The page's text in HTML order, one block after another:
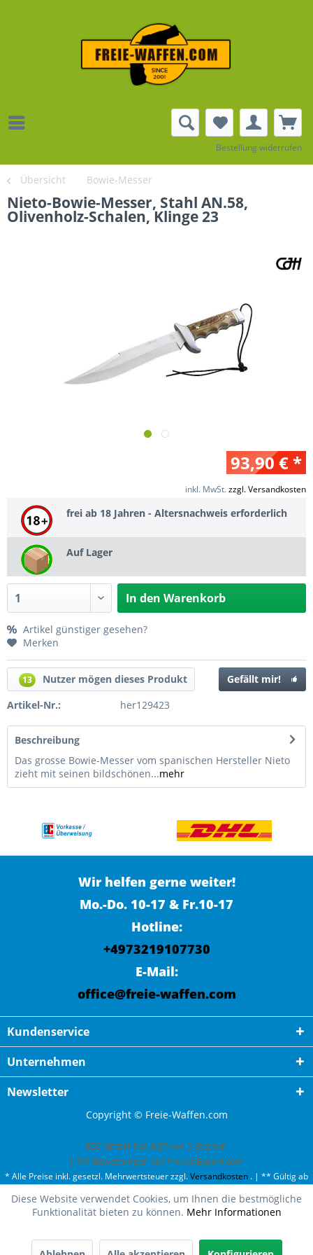
Bestellung widerrufen
Übersicht Bowie-Messer
Nieto-Bowie-Messer, Stahl AN.58,
Olivenholz-Schalen, Klinge 23
93,90 € *
inkl. MwSt.zzgl. Versandkosten
frei ab 18 Jahren - Altersnachweis erforderlich
Auf Lager
In den Warenkorb
Artikel günstiger gesehen?
Merken
13 Nutzer mögen dieses Produkt
Gefällt mir!
Artikel-Nr.:
her129423
Beschreibung
Das grosse Bowie-Messer vom spanischen Hersteller Nieto
zieht mit seinen bildschönen...mehr
Oh fast ausverkauft!
AN.58, Olivenholz-Schalen, Klinge 23 auf Lager.
Wir helfen gerne weiter!
Mo.-Do. 10-17 & Fr.10-17
Hotline:
+4973219107730
E-Mail:
office@freie-waffen.com
Kundenservice
Unternehmen
Newsletter
Copyright © Freie-Waffen.com
ESC GmbH hat 4,87von 5Sternen
| 791 Bewertungen auf ProvenExpert.com
* Alle Preise inkl. gesetzl. Mehrwertsteuer zzgl.Versandkosten . | ** Gültig ab
50¤ Bestellwert und einmal pro Kunde. | *** Innerhalb Deutschland,
ausgenommen Gefahrgut. Weitere Ländern finden Sie unterVersandkosten
Diese Website verwendet Cookies, um Ihnen die bestmögliche
Funktionalität bieten zu können. Mehr Informationen